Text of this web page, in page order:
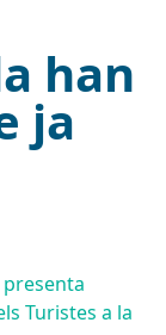
han
ja
presenta
Turistes a la